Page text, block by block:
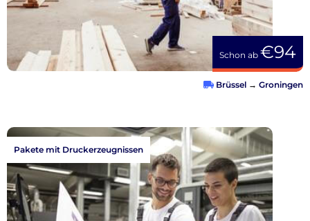
Schon ab €94
Brüssel → Groningen
Pakete mit Druckerzeugnissen